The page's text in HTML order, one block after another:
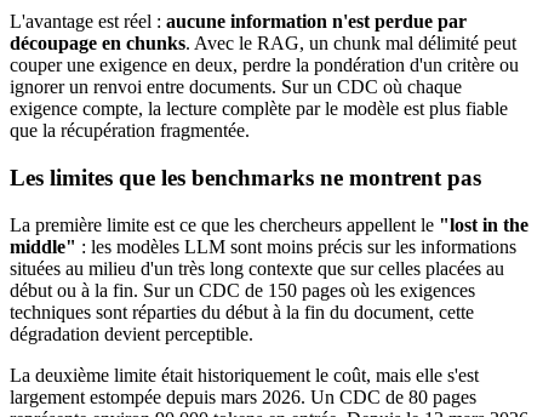
L'avantage est réel : aucune information n'est perdue par
découpage en chunks. Avec le RAG, un chunk mal délimité peut
couper une exigence en deux, perdre la pondération d'un critère ou
ignorer un renvoi entre documents. Sur un CDC où chaque
exigence compte, la lecture complète par le modèle est plus fiable
que la récupération fragmentée.
Les limites que les benchmarks ne montrent pas
La première limite est ce que les chercheurs appellent le "lost in the
middle" : les modèles LLM sont moins précis sur les informations
situées au milieu d'un très long contexte que sur celles placées au
début ou à la fin. Sur un CDC de 150 pages où les exigences
techniques sont réparties du début à la fin du document, cette
dégradation devient perceptible.
La deuxième limite était historiquement le coût, mais elle s'est
largement estompée depuis mars 2026. Un CDC de 80 pages